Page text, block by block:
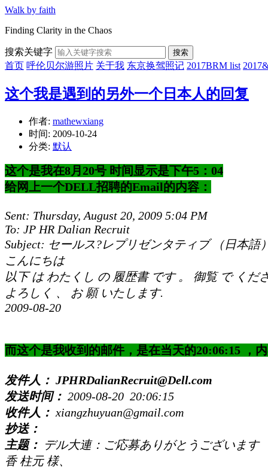
Walk by faith
Finding Clarity in the Chaos
搜索关键字 搜索
首页 呼伦贝尔游照片 关于我 东京换驾照记 2017BRM list
这个我是遇到的另外一个日本人的回复
作者: mathewxiang
时间: 2009-10-24
分类: 默认
这个是我在8月20号 时间显示是下午5：04
给网上一个DELL招聘的Email的内容：
Sent: Thursday, August 20, 2009 5:04 PM
To: JP HR Dalian Recruit
Subject: セールス?レプリゼンタティブ （日本語）
こんにちは
以下 は わたくし の 履歴書 です 。 御覧 で くださ
よろしく 、 お 願 いたします.
2009-08-20
而这个是我收到的邮件，是在当天的20:06:15 ，内
发件人： JPHRDalianRecruit@Dell.com
发送时间： 2009-08-20 20:06:15
收件人： xiangzhuyuan@gmail.com
抄送：
主题： デル大連：ご応募ありがとうございます
香 柱元 様、